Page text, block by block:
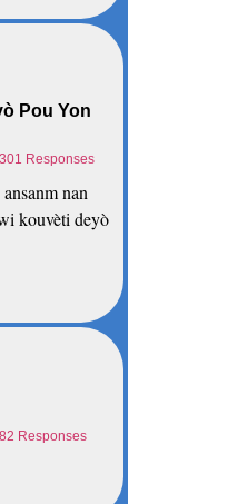
Pou Yon
Responses
nan
kouvèti deyò
Responses